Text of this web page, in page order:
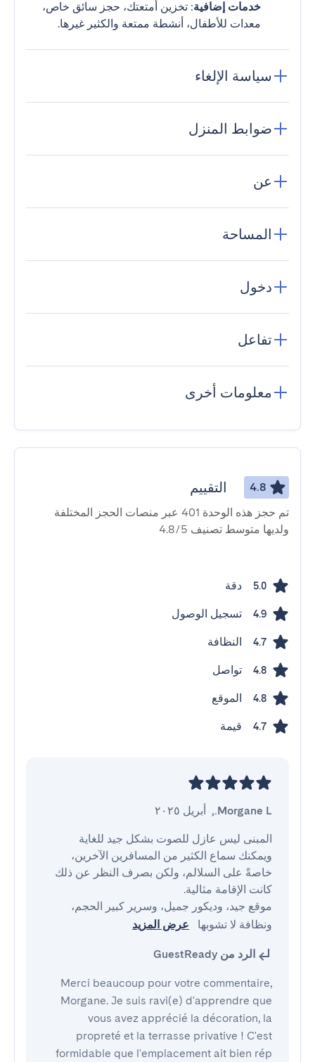
خدمات إضافية: تخزين أمتعتك، حجز سائق خاص،
معدات للأطفال، أنشطة ممتعة والكثير غيرها.
سياسة الإلغاء
ضوابط المنزل
عن
المساحة
دخول
تفاعل
معلومات أخرى
4.8 التقييم
تم حجز هذه الوحدة 401 عبر منصات الحجز المختلفة
ولديها متوسط ​​تصنيف 4.8/5
5.0 دقة
4.9 تسجيل الوصول
4.7 النظافة
4.8 تواصل
4.8 الموقع
4.7 قيمة
Morgane L.
, أبريل ٢٠٢٥
ونظافة لا تشوبها
عرض المزيد
الرد من GuestReady
Merci beaucoup pour votre commentaire,
Morgane. Je suis ravi(e) d'apprendre que
vous avez apprécié la décoration, la
propreté et la terrasse privative ! C'est
formidable que l'emplacement ait bien rép